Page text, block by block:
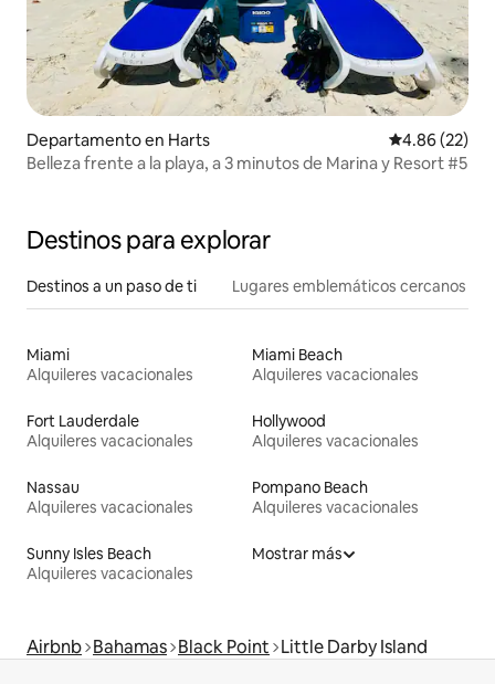
Departamento en Harts Calificación
4.86 (22)
Belleza frente a la playa, a 3 minutos de Marina y Resort #5
Destinos para explorar
Destinos a un paso de ti Lugares emblemáticos cercanos
Miami
Alquileres vacacionales
Miami Beach
Alquileres vacacionales
Fort Lauderdale
Alquileres vacacionales
Hollywood
Alquileres vacacionales
Nassau
Alquileres vacacionales
Pompano Beach
Alquileres vacacionales
Sunny Isles Beach
Alquileres vacacionales
Mostrar más
Airbnb Bahamas Black Point Little Darby Island